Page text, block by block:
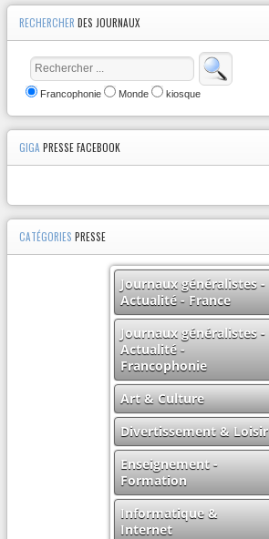
RECHERCHER DES JOURNAUX
Francophonie Monde kiosque
GIGA PRESSE FACEBOOK
CATÉGORIES PRESSE
Journaux généralistes -
Actualité - France
Journaux généralistes -
Actualité -
Francophonie
Art & Culture
Divertissement & Loisir
Enseignement -
Formation
Informatique &
Internet